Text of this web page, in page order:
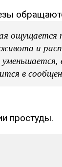
ощущается
и
в
простуды.